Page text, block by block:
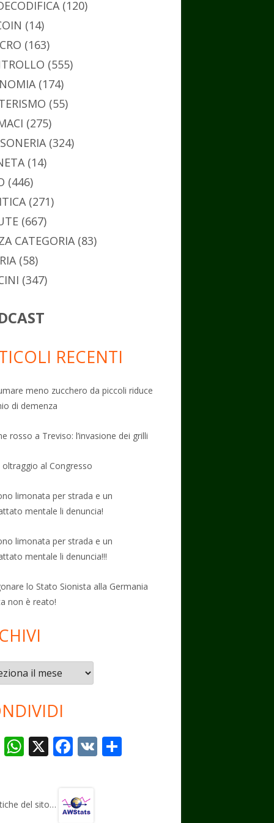
(120)
(14)
(163)
(555)
(174)
(55)
(275)
(324)
(14)
(446)
(271)
(667)
CATEGORIA(83)
(58)
(347)
RECENTI
meno zucchero da piccoli riduce
di demenza
rosso a Treviso: l’invasione dei grilli
oltraggio al Congresso
limonata per strada e un
mentale li denuncia!
limonata per strada e un
mentale li denuncia!!!
lo Stato Sionista alla Germania
non è reato!
T
gr
W
s
X F
b
V
del sito…